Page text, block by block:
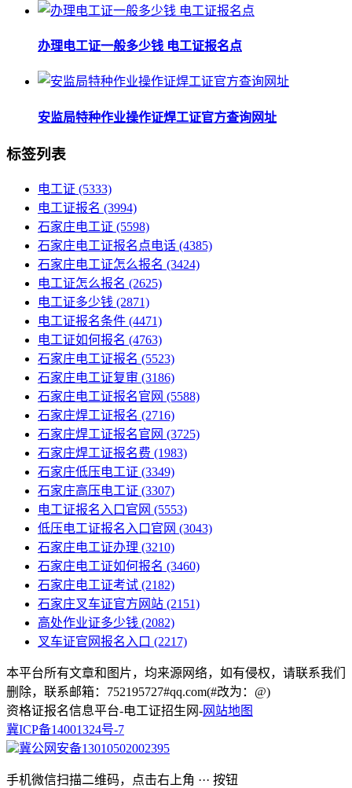
办理电工证一般多少钱 电工证报名点
安监局特种作业操作证焊工证官方查询网址
标签列表
电工证 (5333)
电工证报名 (3994)
石家庄电工证 (5598)
石家庄电工证报名点电话 (4385)
石家庄电工证怎么报名 (3424)
电工证怎么报名 (2625)
电工证多少钱 (2871)
电工证报名条件 (4471)
电工证如何报名 (4763)
石家庄电工证报名 (5523)
石家庄电工证复审 (3186)
石家庄电工证报名官网 (5588)
石家庄焊工证报名 (2716)
石家庄焊工证报名官网 (3725)
石家庄焊工证报名费 (1983)
石家庄低压电工证 (3349)
石家庄高压电工证 (3307)
电工证报名入口官网 (5553)
低压电工证报名入口官网 (3043)
石家庄电工证办理 (3210)
石家庄电工证如何报名 (3460)
石家庄电工证考试 (2182)
石家庄叉车证官方网站 (2151)
高处作业证多少钱 (2082)
叉车证官网报名入口 (2217)
本平台所有文章和图片，均来源网络，如有侵权，请联系我们
删除，联系邮箱：752195727#qq.com(#改为：@)
资格证报名信息平台-电工证招生网-网站地图
冀ICP备14001324号-7
冀公网安备13010502002395
手机微信扫描二维码，点击右上角 ··· 按钮